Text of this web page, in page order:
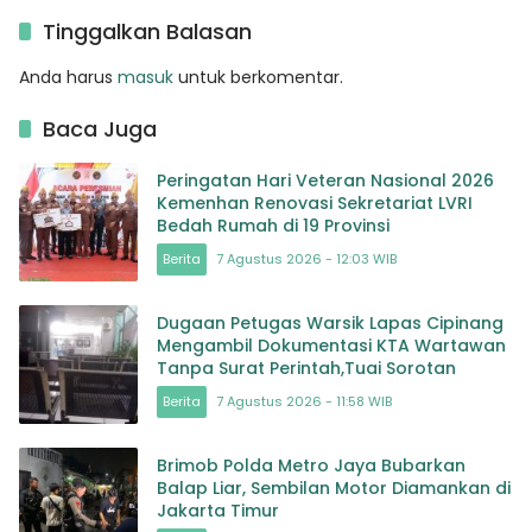
Terlupakan
Tinggalkan Balasan
Anda harus masuk untuk berkomentar.
Baca Juga
Peringatan Hari Veteran Nasional 2026
Kemenhan Renovasi Sekretariat LVRI
Bedah Rumah di 19 Provinsi
Berita 7 Agustus 2026 - 12:03 WIB
Dugaan Petugas Warsik Lapas Cipinang
Mengambil Dokumentasi KTA Wartawan
Tanpa Surat Perintah,Tuai Sorotan
Berita 7 Agustus 2026 - 11:58 WIB
Brimob Polda Metro Jaya Bubarkan
Balap Liar, Sembilan Motor Diamankan di
Jakarta Timur